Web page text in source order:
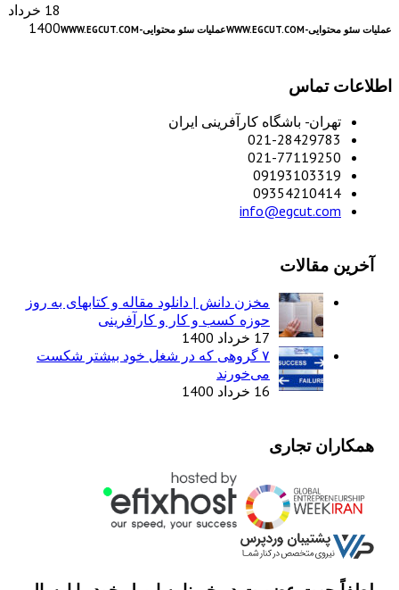
عملیات سئو محتوایی-WWW.EGCUT.COM عملیات سئو محتوایی-WWW.EGCUT.COM
18 خرداد
1400
اطلاعات تماس
تهران- باشگاه کارآفرینی ایران
021-28429783
021-77119250
09193103319
09354210414
info@egcut.com
آخرین مقالات
مخزن دانش | دانلود مقاله و کتابهای به روز
حوزه کسب و کار و کارآفرینی
17 خرداد 1400
۷ گروهی که در شغل خود بیشتر شکست
می‌خورند
16 خرداد 1400
همکاران تجاری